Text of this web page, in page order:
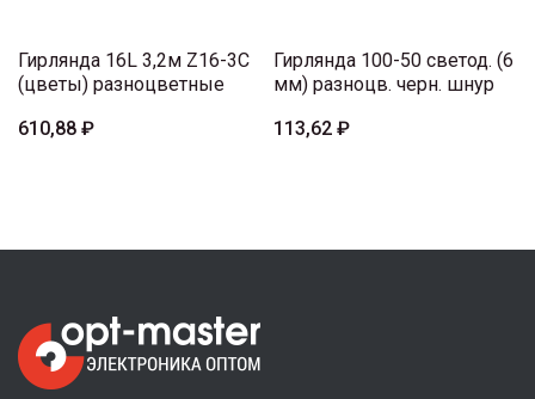
Гирлянда 16L 3,2м Z16-3C
(цветы) разноцветные
610,88 ₽
Гирлянда 100-50 светод. (6
мм) разноцв. черн. шнур
113,62 ₽